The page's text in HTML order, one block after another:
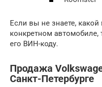
Если вы не знаете,
конкретном
его ВИН-коду.
Продажа
Санкт-Петербурге